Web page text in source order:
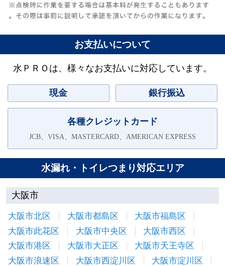
お支払いについて
水ＰＲＯは、様々なお支払いに対応しています。
現金 銀行振込
各種クレジットカード
JCB、VISA、MASTERCARD、AMERICAN EXPRESS
水漏れ・トイレつまり対応エリア
大阪市
大阪市北区 大阪市都島区
大阪市福島区
大阪市此花区
大阪市中央区
大阪市西区
大阪市港区
大阪市大正区
大阪市天王寺区
大阪市浪速区
大阪市西淀川区
大阪市淀川区